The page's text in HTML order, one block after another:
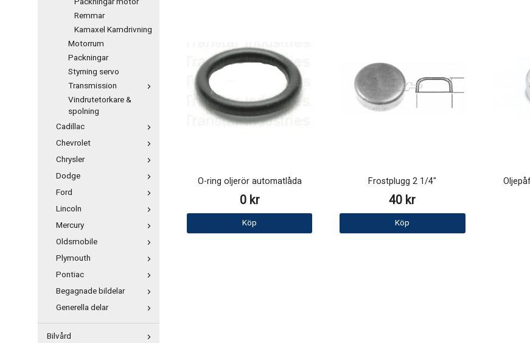
Remmar
Kamaxel Kamdrivning
Motorrum
Packningar
Styrning servo
Transmission
Vindrutetorkare &
spolning
Cadillac
Chevrolet
Chrysler
Dodge
Ford
Lincoln
Mercury
Oldsmobile
Plymouth
Pontiac
Begagnade bildelar
Generella delar
Bilvård
O-ring oljerör automatlåda
0 kr
Köp
Frostplugg 2 1/4"
40 kr
Köp